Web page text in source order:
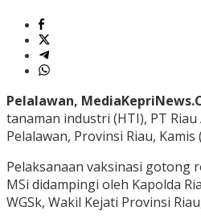
Pelalawan,
tanaman industri (HTI), PT
Pelalawan, Provinsi Riau, Kamis
Pelaksanaan vaksinasi gotong
MSi didampingi oleh Kapolda
WGSk, Wakil Kejati Provinsi